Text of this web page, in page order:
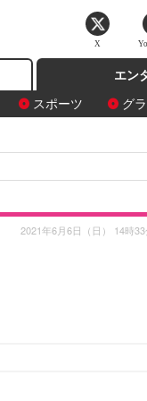
エン
スポーツ グ
2021年6月6日（日） 14時33
X